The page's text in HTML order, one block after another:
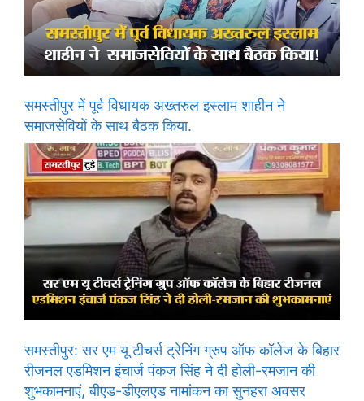
समस्तीपुर में पूर्व विधायक अख्तरुल इस्लाम शाहीन ने
समाजसेवियों के साथ बैठक किया.
समस्तीपुर: सर एम यू टीचर्स ट्रेनिंग ग्रुप ऑफ कॉलेज के बिहार
रीजनल एडमिशन इंचार्ज पंकज सिंह ने दी होली-रमजान की
शुभकामनाएं, बीएड-डीएलएड नामांकन का सुनहरा अवसर